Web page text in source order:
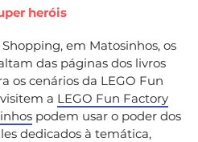
heróis
em Matosinhos, os
das páginas dos livros
os cenários da LEGO Fun
a LEGO Fun Factory
podem usar o poder dos
dedicados à temática,